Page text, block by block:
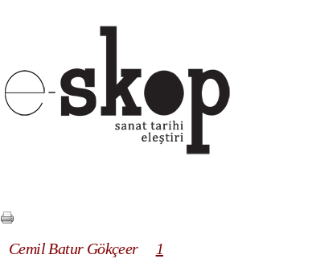
Cemil Batur Gökçeer 1